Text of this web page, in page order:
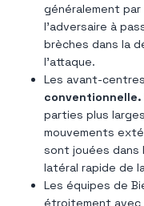
généralement par
l'adversaire à
brèches dans la
l'attaque.
Les avant-
conventionnelle.
parties plus
mouvements
sont jouées dans
latéral rapide de
Les équipes de
étroitement avec